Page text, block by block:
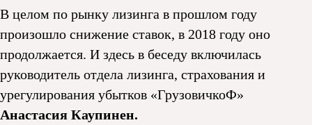
В целом по рынку лизинга в прошлом году
произошло снижение ставок, в 2018 году оно
продолжается. И здесь в беседу включилась
руководитель отдела лизинга, страхования и
урегулирования убытков «ГрузовичкоФ»
Анастасия Каупинен.